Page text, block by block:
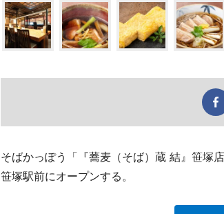
そばかっぽう「『蕎麦（そば）蔵 結』笹塚
笹塚駅前にオープンする。